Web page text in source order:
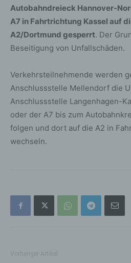
Autobahndreieck Hannover-
A7 in Fahrtrichtung Kassel auf
A2/Dortmund gesperrt. Der
Beseitigung von Unfallschäden.
Verkehrsteilnehmende werden
Anschlussstelle Mellendorf die
Anschlussstelle Langenhagen-
oder der A7 bis zum
folgen und dort auf die A2 in
wechseln.